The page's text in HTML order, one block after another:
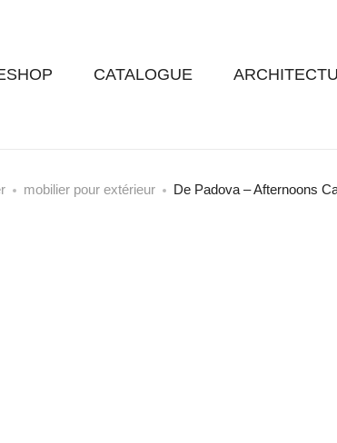
CATALOGUE
mobilier pour extérieur De Padova – Afternoons